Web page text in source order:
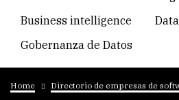
temática
principal
Business intelligence
Gobernanza de Datos
Breadcrumb
Home Directorio de empresas de